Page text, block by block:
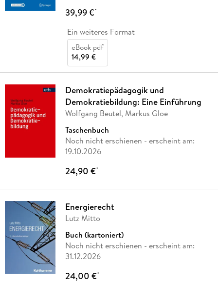
39,99 €*
Ein weiteres Format
eBook pdf
14,99 €
Demokratiepädagogik und
Demokratiebildung: Eine Einführung
Wolfgang Beutel, Markus Gloe
Taschenbuch
Noch nicht erschienen - erscheint am:
19.10.2026
24,90 €*
Energierecht
Lutz Mitto
Buch (kartoniert)
Noch nicht erschienen - erscheint am:
31.12.2026
24,00 €*